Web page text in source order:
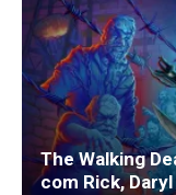
The Walking
com Rick,